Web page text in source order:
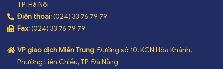
TP. Hà Nội
Điện thoại:(024) 33 76 79 79
Fax:(024) 33 76 79 79
VP giao dịch Miền Trung: Đường số 10, KCN Hòa Khánh,
Phường Liên Chiểu, TP. Đà Nẵng